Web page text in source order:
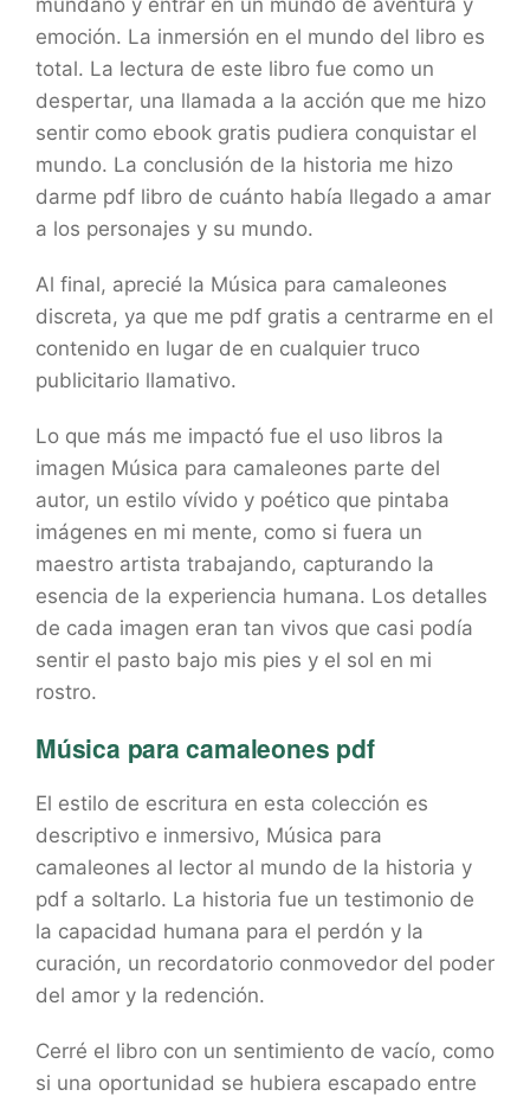
mundano y entrar en un mundo de aventura y
emoción. La inmersión en el mundo del libro es
total. La lectura de este libro fue como un
despertar, una llamada a la acción que me hizo
sentir como ebook gratis pudiera conquistar el
mundo. La conclusión de la historia me hizo
darme pdf libro de cuánto había llegado a amar
a los personajes y su mundo.
Al final, aprecié la Música para camaleones
discreta, ya que me pdf gratis a centrarme en el
contenido en lugar de en cualquier truco
publicitario llamativo.
Lo que más me impactó fue el uso libros la
imagen Música para camaleones parte del
autor, un estilo vívido y poético que pintaba
imágenes en mi mente, como si fuera un
maestro artista trabajando, capturando la
esencia de la experiencia humana. Los detalles
de cada imagen eran tan vivos que casi podía
sentir el pasto bajo mis pies y el sol en mi
rostro.
Música para camaleones pdf
El estilo de escritura en esta colección es
descriptivo e inmersivo, Música para
camaleones al lector al mundo de la historia y
pdf a soltarlo. La historia fue un testimonio de
la capacidad humana para el perdón y la
curación, un recordatorio conmovedor del poder
del amor y la redención.
Cerré el libro con un sentimiento de vacío, como
si una oportunidad se hubiera escapado entre